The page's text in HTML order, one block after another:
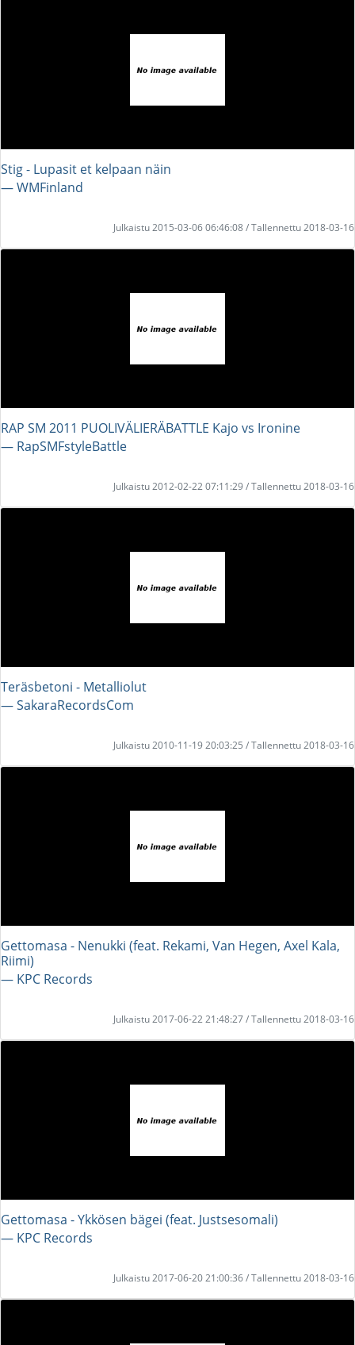
Stig - Lupasit et kelpaan näin
― WMFinland
Julkaistu 2015-03-06 06:46:08 / Tallennettu 2018-03-16
RAP SM 2011 PUOLIVÄLIERÄBATTLE Kajo vs Ironine
― RapSMFstyleBattle
Julkaistu 2012-02-22 07:11:29 / Tallennettu 2018-03-16
Teräsbetoni - Metalliolut
― SakaraRecordsCom
Julkaistu 2010-11-19 20:03:25 / Tallennettu 2018-03-16
Gettomasa - Nenukki (feat. Rekami, Van Hegen, Axel Kala,
Riimi)
― KPC Records
Julkaistu 2017-06-22 21:48:27 / Tallennettu 2018-03-16
Gettomasa - Ykkösen bägei (feat. Justsesomali)
― KPC Records
Julkaistu 2017-06-20 21:00:36 / Tallennettu 2018-03-16